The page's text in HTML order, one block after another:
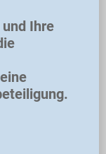
Ihre